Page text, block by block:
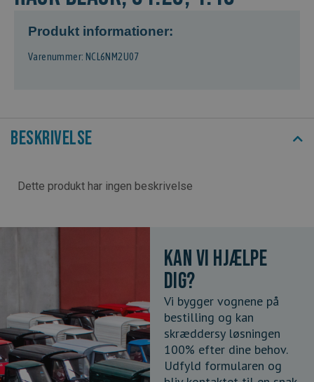
Produkt informationer:
Varenummer: NCL6NM2U07
Beskrivelse
Dette produkt har ingen beskrivelse
Kan vi hjælpe
dig?
Vi bygger vognene på
bestilling og kan
skræddersy løsningen
100% efter dine behov.
Udfyld formularen og